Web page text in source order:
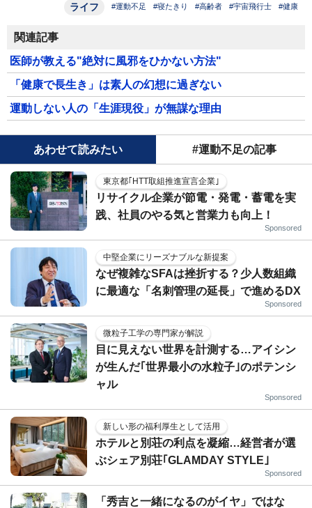
ライフ #運動不足 #寝たきり #高齢者 #宇宙飛行士 #健康
関連記事
医師が教える"絶対に風邪をひかない方法"
「健康で長生き」は素人の幻想に過ぎない
運動しない人の「生涯現役」が無謀な理由
あわせて読みたい #運動不足の記事
東京都｢HTT取組推進宣言企業｣
リサイクル企業が節電・発電・蓄電を実
践、社員のやる気と営業力も向上！
Sponsored
中堅企業にリーズナブルな新提案
なぜ複雑なSFAは挫折する？少人数組織
に最適な「名刺管理の延長」で進めるDX
Sponsored
微粒子工学の専門家が解説
目に見えない世界を計測する…アイシン
が生んだ｢世界最小の水粒子｣のポテンシ
ャル
Sponsored
新しい形の福利厚生として活用
ホテルと別荘の利点を凝縮…経営者が選
ぶシェア別荘｢GLAMDAY STYLE｣
Sponsored
「秀吉と一緒になるのがイヤ」ではな